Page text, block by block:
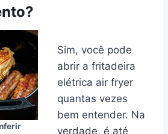
Sim, você pode
abrir a fritadeira
elétrica air fryer
quantas vezes
bem entender. Na
verdade, é até